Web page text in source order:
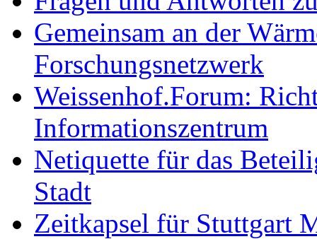
Gemeinsam an der
Forschungsnetzwerk
Weissenhof.Forum:
Informationszentrum
Netiquette für das
Stadt
Zeitkapsel für Stuttgart